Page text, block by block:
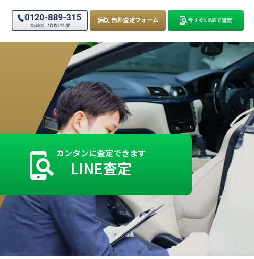
カンタンに査定できます
LINE査定